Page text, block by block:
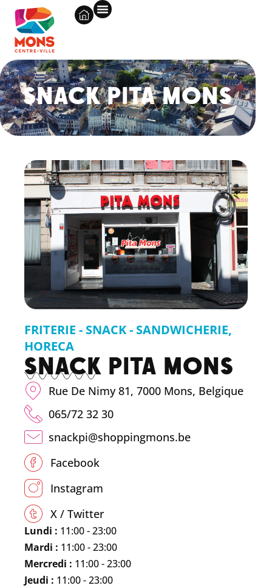
SNACK PITA MONS
FRITERIE - SNACK - SANDWICHERIE,
HORECA
SNACK PITA MONS
Rue De Nimy 81, 7000 Mons, Belgique
065/72 32 30
snackpi@shoppingmons.be
Facebook
Instagram
X / Twitter
Lundi : 11:00 - 23:00
Mardi : 11:00 - 23:00
Mercredi : 11:00 - 23:00
Jeudi : 11:00 - 23:00